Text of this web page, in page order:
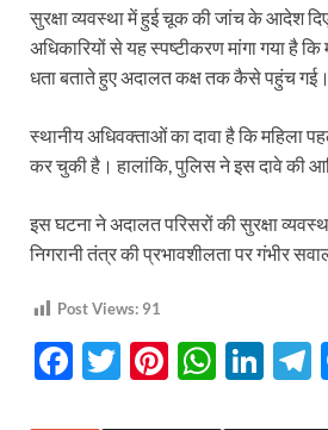
सुरक्षा व्यवस्था में हुई चूक की जांच के आदेश
अधिकारियों से यह स्पष्टीकरण मांगा गया है कि
धता बताते हुए अदालत कक्ष तक कैसे पहुंच गई।
स्थानीय अधिवक्ताओं का दावा है कि महिला
कर चुकी है। हालांकि, पुलिस ने इस दावे की
इस घटना ने अदालत परिसरों की सुरक्षा
निगरानी तंत्र की प्रभावशीलता पर गंभीर
Post Views: 91
F
T
Pi W Li